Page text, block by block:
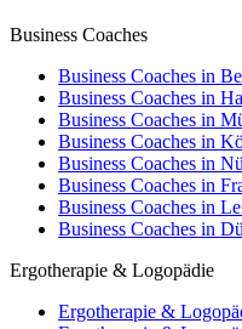
Business Coaches
Business Coaches in
Business Coaches in
Business Coaches in
Business Coaches in
Business Coaches in
Business Coaches in
Business Coaches in
Business Coaches in
Ergotherapie & Logopädie
Ergotherapie &